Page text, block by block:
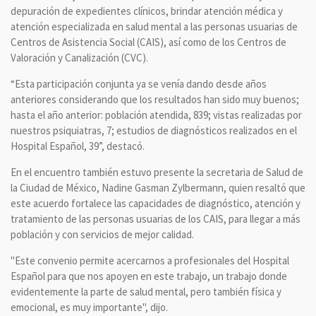
depuración de expedientes clínicos, brindar atención médica y
atención especializada en salud mental a las personas usuarias de
Centros de Asistencia Social (CAIS), así como de los Centros de
Valoración y Canalización (CVC).
“Esta participación conjunta ya se venía dando desde años
anteriores considerando que los resultados han sido muy buenos;
hasta el año anterior: población atendida, 839; vistas realizadas por
nuestros psiquiatras, 7; estudios de diagnósticos realizados en el
Hospital Español, 39”, destacó.
En el encuentro también estuvo presente la secretaria de Salud de
la Ciudad de México, Nadine Gasman Zylbermann, quien resaltó que
este acuerdo fortalece las capacidades de diagnóstico, atención y
tratamiento de las personas usuarias de los CAIS, para llegar a más
población y con servicios de mejor calidad.
"Este convenio permite acercarnos a profesionales del Hospital
Español para que nos apoyen en este trabajo, un trabajo donde
evidentemente la parte de salud mental, pero también física y
emocional, es muy importante", dijo.